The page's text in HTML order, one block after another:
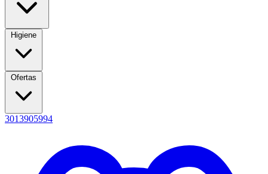
Higiene
Ofertas
3013905994